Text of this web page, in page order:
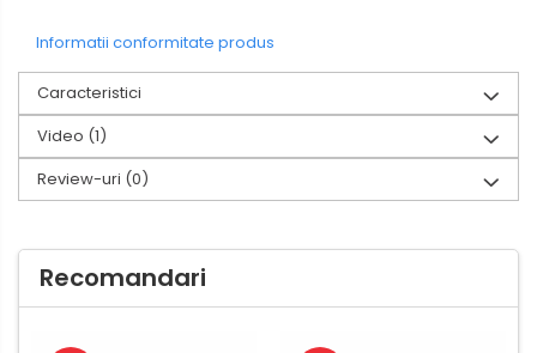
Informatii conformitate produs
Caracteristici
Video (1)
Review-uri (0)
Recomandari